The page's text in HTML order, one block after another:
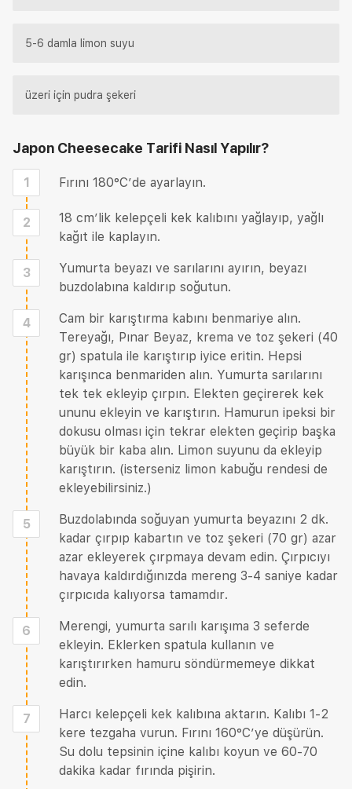
5-6 damla limon suyu
üzeri için pudra şekeri
Japon Cheesecake Tarifi Nasıl Yapılır?
1 Fırını 180°C’de ayarlayın.
2
18 cm’lik kelepçeli kek kalıbını yağlayıp, yağlı
kağıt ile kaplayın.
3
Yumurta beyazı ve sarılarını ayırın, beyazı
buzdolabına kaldırıp soğutun.
4
Cam bir karıştırma kabını benmariye alın.
Tereyağı, Pınar Beyaz, krema ve toz şekeri (40
gr) spatula ile karıştırıp iyice eritin. Hepsi
karışınca benmariden alın. Yumurta sarılarını
tek tek ekleyip çırpın. Elekten geçirerek kek
ununu ekleyin ve karıştırın. Hamurun ipeksi bir
dokusu olması için tekrar elekten geçirip başka
büyük bir kaba alın. Limon suyunu da ekleyip
karıştırın. (isterseniz limon kabuğu rendesi de
ekleyebilirsiniz.)
5
Buzdolabında soğuyan yumurta beyazını 2 dk.
kadar çırpıp kabartın ve toz şekeri (70 gr) azar
azar ekleyerek çırpmaya devam edin. Çırpıcıyı
havaya kaldırdığınızda mereng 3-4 saniye kadar
çırpıcıda kalıyorsa tamamdır.
6
Merengi, yumurta sarılı karışıma 3 seferde
ekleyin. Eklerken spatula kullanın ve
karıştırırken hamuru söndürmemeye dikkat
edin.
7
Harcı kelepçeli kek kalıbına aktarın. Kalıbı 1-2
kere tezgaha vurun. Fırını 160°C’ye düşürün.
Su dolu tepsinin içine kalıbı koyun ve 60-70
dakika kadar fırında pişirin.